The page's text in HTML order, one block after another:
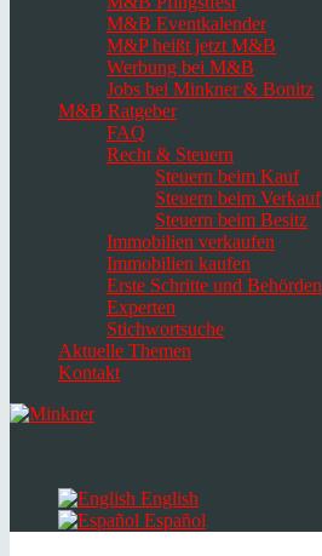
M&B Eventkalender
M&P heißt jetzt M&B
Werbung bei M&B
Jobs bei Minkner & Bonitz
M&B Ratgeber
FAQ
Recht & Steuern
Steuern beim Kauf
Steuern beim Verkauf
Steuern beim Besitz
Immobilien verkaufen
Immobilien kaufen
Erste Schritte und Behörden
Experten
Stichwortsuche
Aktuelle Themen
Kontakt
English
Español